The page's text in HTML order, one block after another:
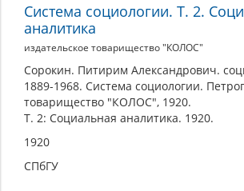
Система социологии. Т. 2.
аналитика
издательское товарищество "КОЛОС"
Сорокин. Питирим Александрович.
1889-1968. Система социологии.
товарищество "КОЛОС", 1920.
Т. 2: Социальная аналитика. 1920.
1920
СПбГУ